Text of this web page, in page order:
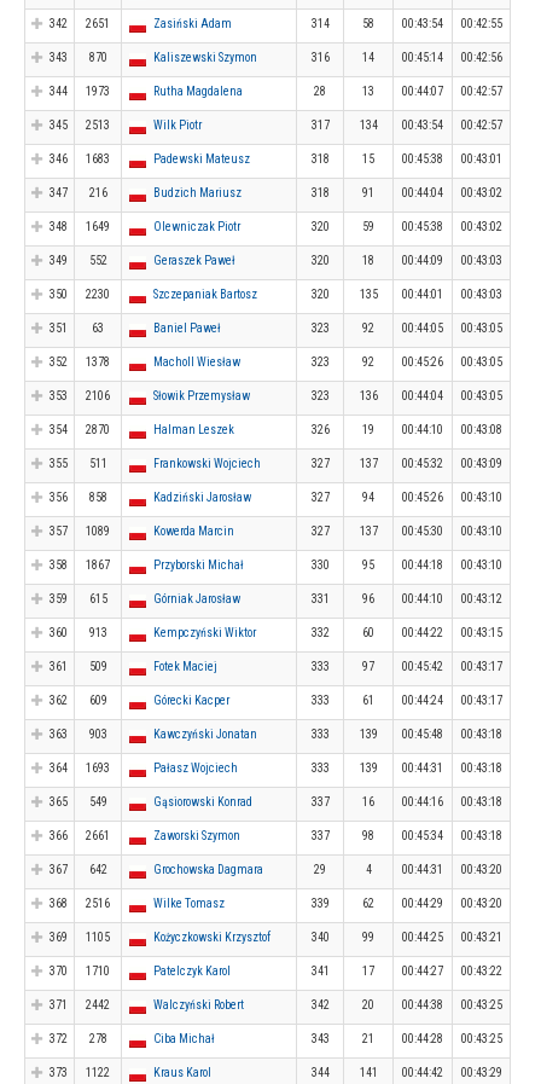
342 2651 Zasiński Adam 314 58 00:43:54 00:42:55
343 870 Kaliszewski Szymon 316 14 00:45:14 00:42:56
344 1973 Rutha Magdalena 28 13 00:44:07 00:42:57
345 2513 Wilk Piotr 317 134 00:43:54 00:42:57
346 1683 Padewski Mateusz 318 15 00:45:38 00:43:01
347 216 Budzich Mariusz 318 91 00:44:04 00:43:02
348 1649 Olewniczak Piotr 320 59 00:45:38 00:43:02
349 552 Geraszek Paweł 320 18 00:44:09 00:43:03
350 2230 Szczepaniak Bartosz 320 135 00:44:01 00:43:03
351 63 Baniel Paweł 323 92 00:44:05 00:43:05
352 1378 Macholl Wiesław 323 92 00:45:26 00:43:05
353 2106 Słowik Przemysław 323 136 00:44:04 00:43:05
354 2870 Halman Leszek 326 19 00:44:10 00:43:08
355 511 Frankowski Wojciech 327 137 00:45:32 00:43:09
356 858 Kadziński Jarosław 327 94 00:45:26 00:43:10
357 1089 Kowerda Marcin 327 137 00:45:30 00:43:10
358 1867 Przyborski Michał 330 95 00:44:18 00:43:10
359 615 Górniak Jarosław 331 96 00:44:10 00:43:12
360 913 Kempczyński Wiktor 332 60 00:44:22 00:43:15
361 509 Fotek Maciej 333 97 00:45:42 00:43:17
362 609 Górecki Kacper 333 61 00:44:24 00:43:17
363 903 Kawczyński Jonatan 333 139 00:45:48 00:43:18
364 1693 Pałasz Wojciech 333 139 00:44:31 00:43:18
365 549 Gąsiorowski Konrad 337 16 00:44:16 00:43:18
366 2661 Zaworski Szymon 337 98 00:45:34 00:43:18
367 642 Grochowska Dagmara 29 4 00:44:31 00:43:20
368 2516 Wilke Tomasz 339 62 00:44:29 00:43:20
369 1105 Kożyczkowski Krzysztof 340 99 00:44:25 00:43:21
370 1710 Patelczyk Karol 341 17 00:44:27 00:43:22
371 2442 Walczyński Robert 342 20 00:44:38 00:43:25
372 278 Ciba Michał 343 21 00:44:28 00:43:25
373 1122 Kraus Karol 344 141 00:44:42 00:43:29